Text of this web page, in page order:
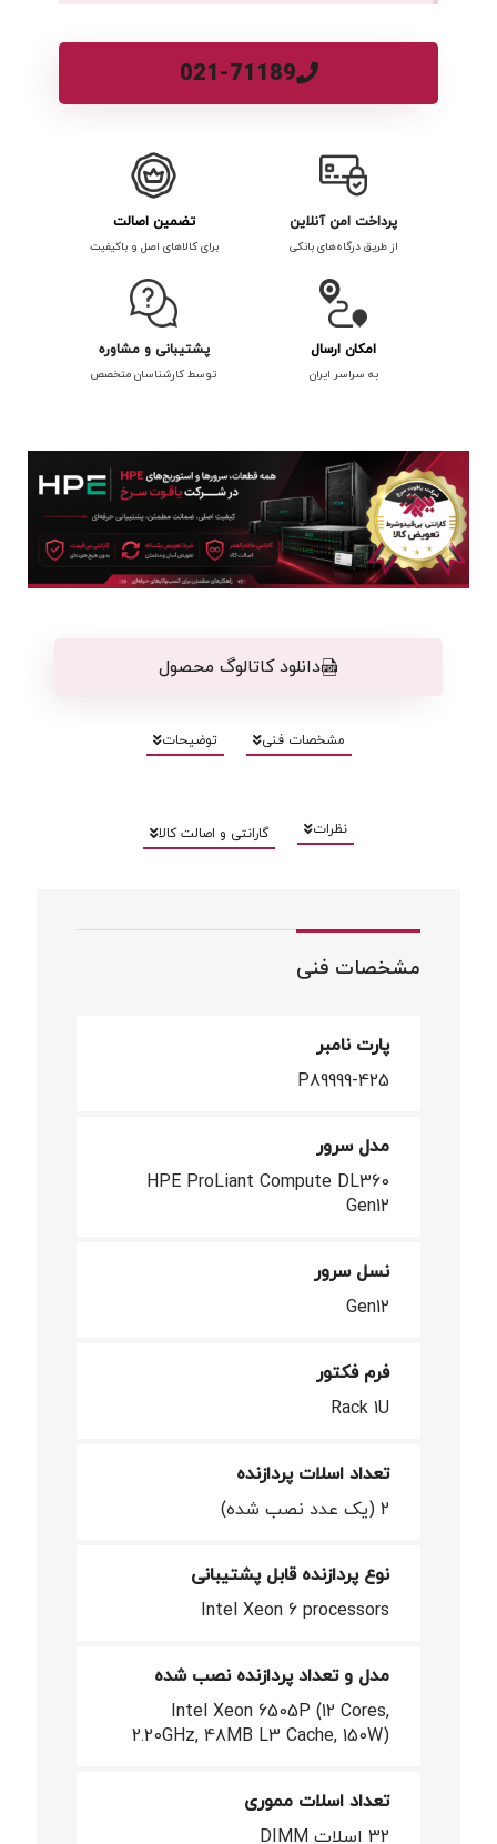
021-71189
پرداخت امن آنلاین
از طریق درگاه‌های بانکی
تضمین اصالت
برای کالاهای اصل و باکیفیت
امکان ارسال
به سراسر ایران
پشتیبانی و مشاوره
توسط کارشناسان متخصص
دانلود کاتالوگ محصول
مشخصات فنی توضیحات
نظرات گارانتی و اصالت کالا
مشخصات فنی
پارت نامبر
P89999-425
مدل سرور
HPE ProLiant Compute DL360
Gen12
نسل سرور
Gen12
فرم فکتور
Rack 1U
تعداد اسلات پردازنده
2 (یک عدد نصب شده)
نوع پردازنده قابل پشتیبانی
Intel Xeon 6 processors
مدل و تعداد پردازنده نصب شده
Intel Xeon 6505P (12 Cores,
2.20GHz, 48MB L3 Cache, 150W)
تعداد اسلات مموری
32 اسلات DIMM